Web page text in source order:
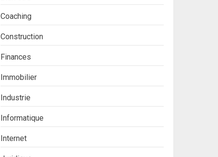
Coaching
Construction
Finances
Immobilier
Industrie
Informatique
Internet